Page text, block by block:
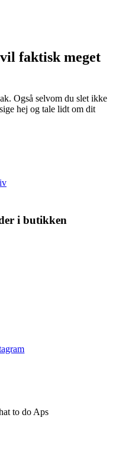
faktisk meget
Også selvom du slet ikke
hej og tale lidt om dit
i butikken
to do Aps